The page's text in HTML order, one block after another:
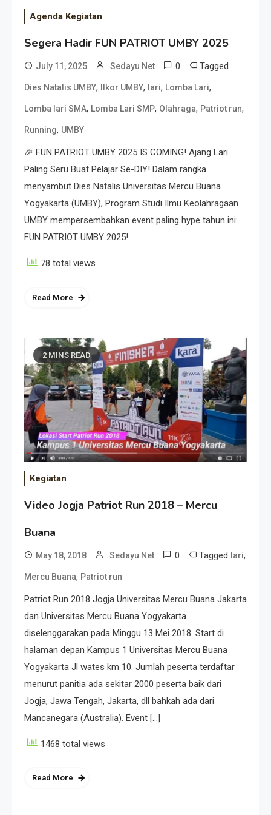
Agenda Kegiatan
Segera Hadir FUN PATRIOT UMBY 2025
July 11, 2025 Sedayu Net 0 Tagged
Dies Natalis UMBY, Ilkor UMBY, lari, Lomba Lari,
Lomba lari SMA, Lomba Lari SMP, Olahraga, Patriot run,
Running, UMBY
🎉 FUN PATRIOT UMBY 2025 IS COMING! Ajang Lari
Paling Seru Buat Pelajar Se-DIY! Dalam rangka
menyambut Dies Natalis Universitas Mercu Buana
Yogyakarta (UMBY), Program Studi Ilmu Keolahragaan
UMBY mempersembahkan event paling hype tahun ini:
FUN PATRIOT UMBY 2025!
78 total views
Read More
2 MINS READ
Kegiatan
Video Jogja Patriot Run 2018 – Mercu
Buana
May 18, 2018 Sedayu Net 0 Tagged lari,
Mercu Buana, Patriot run
Patriot Run 2018 Jogja Universitas Mercu Buana Jakarta
dan Universitas Mercu Buana Yogyakarta
diselenggarakan pada Minggu 13 Mei 2018. Start di
halaman depan Kampus 1 Universitas Mercu Buana
Yogyakarta Jl wates km 10. Jumlah peserta terdaftar
menurut panitia ada sekitar 2000 peserta baik dari
Jogja, Jawa Tengah, Jakarta, dll bahkah ada dari
Mancanegara (Australia). Event […]
1468 total views
Read More